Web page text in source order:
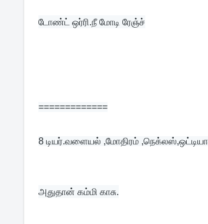
டோண்ட் ஒர்ரி.நீ மோடி ரேஞ்ச்
=============
8 டியர்.வளையல் ,மோதிரம்
அதுதான் கம்மி காசு.